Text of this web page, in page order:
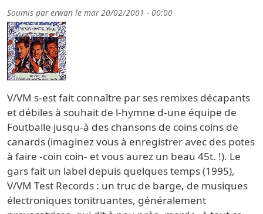
Soumis parerwan le mar 20/02/2001 - 00:00
V/VM s-est fait connaître par ses remixes décapants
et débiles à souhait de l-hymne d-une équipe de
Foutballe jusqu-à des chansons de coins coins de
canards (imaginez vous à enregistrer avec des potes
à faire -coin coin- et vous aurez un beau 45t. !). Le
gars fait un label depuis quelques temps (1995),
V/VM Test Records : un truc de barge, de musiques
électroniques tonitruantes, généralement